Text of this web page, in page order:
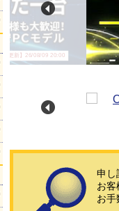
終更新】26/08/09 20:00
申し
お客
お手